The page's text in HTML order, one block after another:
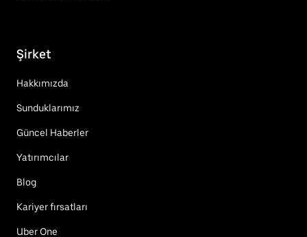
Şirket
Hakkımızda
Sunduklarımız
Güncel Haberler
Yatırımcılar
Blog
Kariyer fırsatları
Uber One